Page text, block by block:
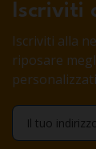
Iscriviti
Iscriviti alla
riposare